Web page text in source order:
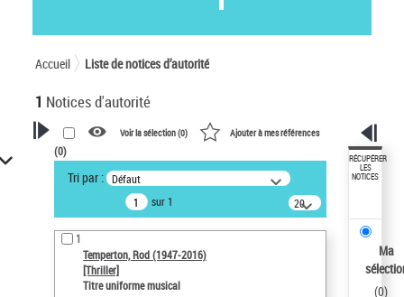
Accueil Liste de notices d’autorité
1 Notices d'autorité
VOTRE RECHERCHE
Recherche avancée dans les
notices d’autorité
Œuvres liées à l'auteur :
Temperton, Rod (1947-2016)
Type de notice d'autorité
Voir la sélection (0) Ajouter à mes références
(0)
Tri par : Défaut
sur 1
20
résultats/page
1
Temperton, Rod (1947-2016)
[Thriller]
Titre uniforme musical
RÉCUPÉRER
LES
NOTICES
Ma
(0)